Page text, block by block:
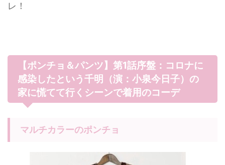
レ！
【ポンチョ＆パンツ】第1話序盤：コロナに
感染したという千明（演：小泉今日子）の
家に慌てて行くシーンで着用のコーデ
マルチカラーのポンチョ